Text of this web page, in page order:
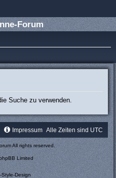
Forum
Suche zu verwenden.
Alle Zeiten sind UTC
Impressum
All rights reserved.
Limited
Style-Design